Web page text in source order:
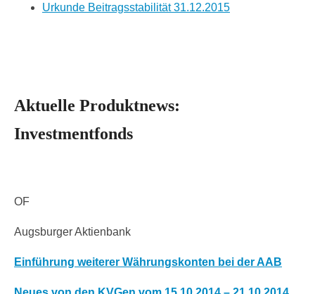
Urkunde Beitragsstabilität 31.12.2015
Aktuelle Produktnews:
Investmentfonds
OF
Augsburger Aktienbank
Einführung weiterer Währungskonten bei der AAB